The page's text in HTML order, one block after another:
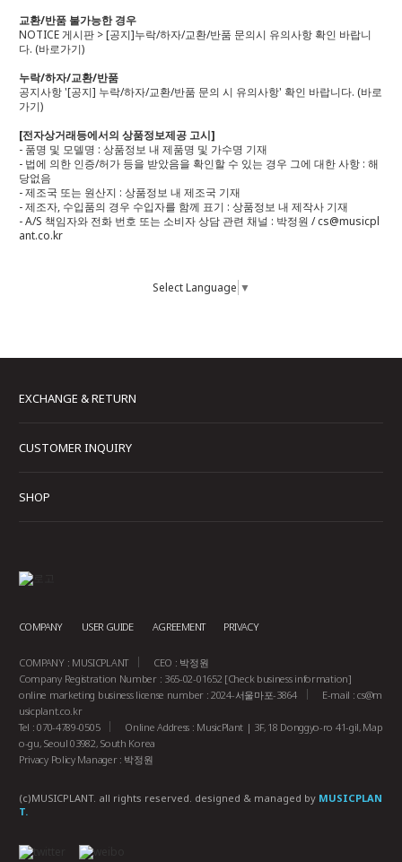
교환/반품 불가능한 경우
NOTICE 게시판 > [공지]누락/하자/교환/반품 문의시 유의사항 확인 바랍니
다. (바로가기)
누락/하자/교환/반품
공지사항 '[공지] 누락/하자/교환/반품 문의 시 유의사항' 확인 바랍니다. (바로
가기)
[전자상거래등에서의 상품정보제공 고시]
- 품명 및 모델명 : 상품정보 내 제품명 및 가수명 기재
- 법에 의한 인증/허가 등을 받았음을 확인할 수 있는 경우 그에 대한 사항 : 해
당없음
- 제조국 또는 원산지 : 상품정보 내 제조국 기재
- 제조자, 수입품의 경우 수입자를 함께 표기 : 상품정보 내 제작사 기재
- A/S 책임자와 전화 번호 또는 소비자 상담 관련 채널 : 박정원 / cs@musicpl
ant.co.kr
Select Language ▼
EXCHANGE & RETURN
CUSTOMER INQUIRY
SHOP
COMPANY USER GUIDE AGREEMENT PRIVACY
COMPANY : MUSICPLANT
CEO : 박정원
Company Registration Number : 365-02-01652 [Check business information]
online marketing business license number : 2024-서울마포-3864
E-mail :cs@m
usicplant.co.kr
Tel : 070-4789-0505
Online Address : MusicPlant | 3F, 18 Donggyo-ro 41-gil, Map
o-gu, Seoul 03982, South Korea
Privacy Policy Manager : 박정원
(c)MUSICPLANT. all rights reserved. designed & managed by MUSICPLAN
T.